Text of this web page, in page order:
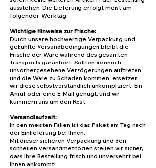
ausstehen. Die Lieferung erfolgt meist am
folgenden Werktag.
Wichtige Hinweise zur Frische:
Durch unsere hochwertige Verpackung und
gekühlte Versandbedingungen bleibt die
Frische der Ware während des gesamten
Transports garantiert. Sollten dennoch
unvorhergesehene Verzögerungen auftreten
und die Ware zu Schaden kommen, ersetzen
wir diese selbstverständlich unkompliziert. Ein
Anruf oder eine E-Mail genügt, und wir
kümmern uns um den Rest.
Versandlaufzeit:
In den meisten Fällen ist das Paket am Tag nach
der Einlieferung bei Ihnen.
Mit dieser sicheren Verpackung und den
schnellen Versandmethoden stellen wir sicher,
dass Ihre Bestellung frisch und unversehrt bei
Ihnen ankommt!